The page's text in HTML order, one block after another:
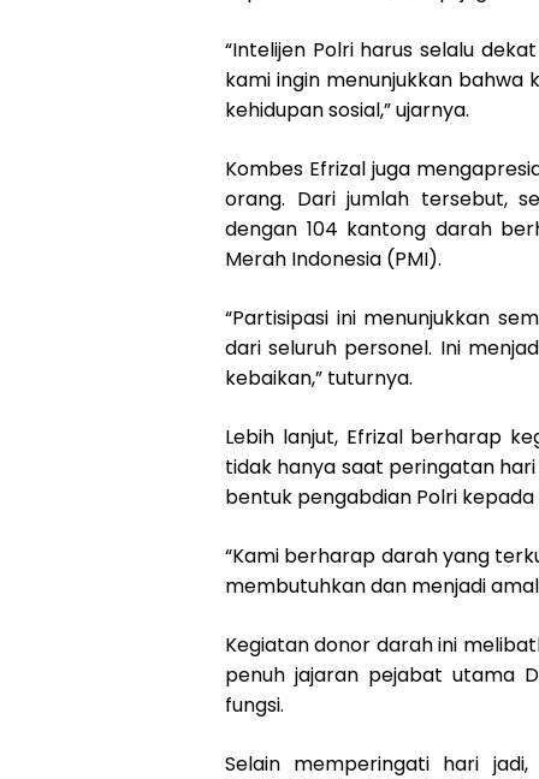
“Intelijen Polri harus selalu
kami ingin menunjukkan
kehidupan sosial,” ujarnya.
Kombes Efrizal juga
orang. Dari jumlah tersebut,
dengan 104 kantong darah
Merah Indonesia (PMI).
“Partisipasi ini menunjukkan
dari seluruh personel. Ini
kebaikan,” tuturnya.
Lebih lanjut, Efrizal berharap
tidak hanya saat peringatan
bentuk pengabdian Polri
“Kami berharap darah yang
membutuhkan dan menjadi
Kegiatan donor darah ini
penuh jajaran pejabat utama
fungsi.
Selain memperingati hari